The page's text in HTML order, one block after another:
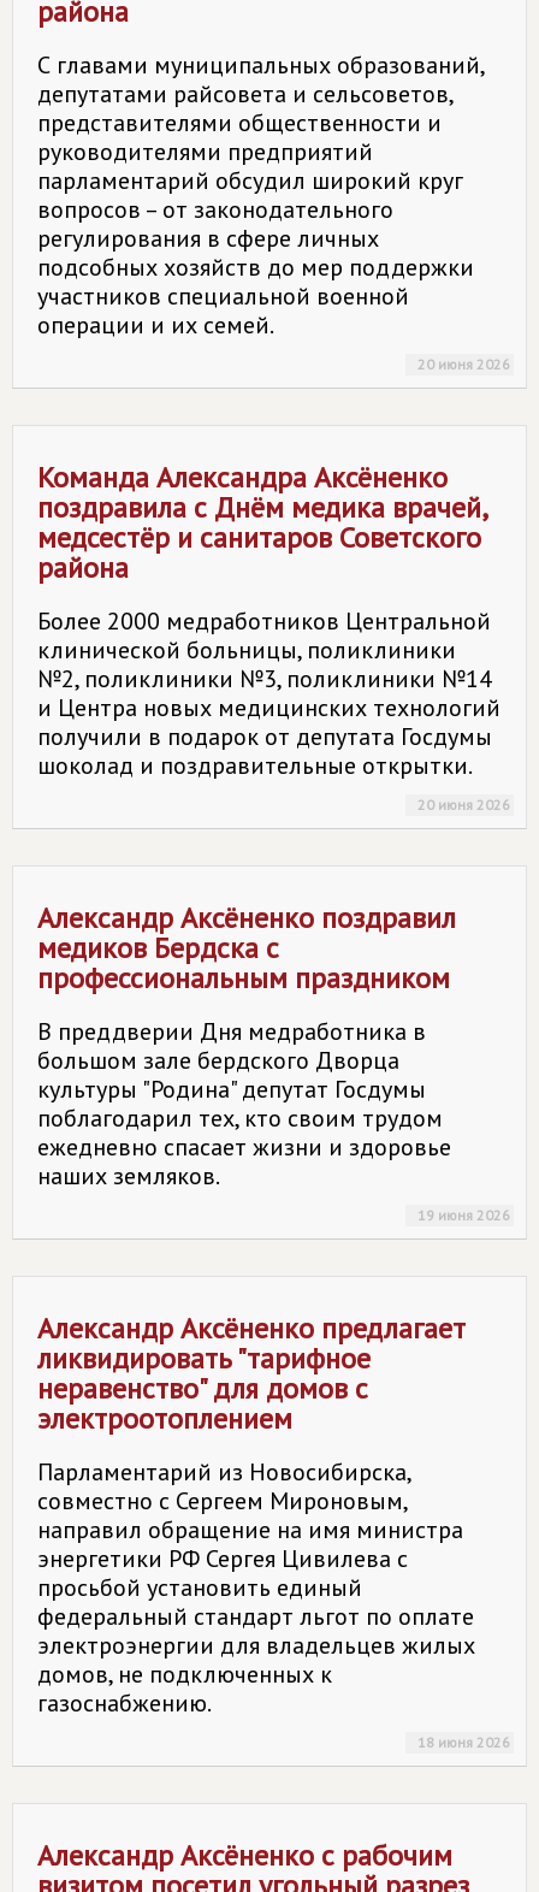
района
С главами муниципальных образований,
депутатами райсовета и сельсоветов,
представителями общественности и
руководителями предприятий
парламентарий обсудил широкий круг
вопросов – от законодательного
регулирования в сфере личных
подсобных хозяйств до мер поддержки
участников специальной военной
операции и их семей.
20 июня 2026
Команда Александра Аксёненко
поздравила с Днём медика врачей,
медсестёр и санитаров Советского
района
Более 2000 медработников Центральной
клинической больницы, поликлиники
№2, поликлиники №3, поликлиники №14
и Центра новых медицинских технологий
получили в подарок от депутата Госдумы
шоколад и поздравительные открытки.
20 июня 2026
Александр Аксёненко поздравил
медиков Бердска с
профессиональным праздником
В преддверии Дня медработника в
большом зале бердского Дворца
культуры "Родина" депутат Госдумы
поблагодарил тех, кто своим трудом
ежедневно спасает жизни и здоровье
наших земляков.
19 июня 2026
Александр Аксёненко предлагает
ликвидировать "тарифное
неравенство" для домов с
электроотоплением
Парламентарий из Новосибирска,
совместно с Сергеем Мироновым,
направил обращение на имя министра
энергетики РФ Сергея Цивилева с
просьбой установить единый
федеральный стандарт льгот по оплате
электроэнергии для владельцев жилых
домов, не подключенных к
газоснабжению.
18 июня 2026
Александр Аксёненко с рабочим